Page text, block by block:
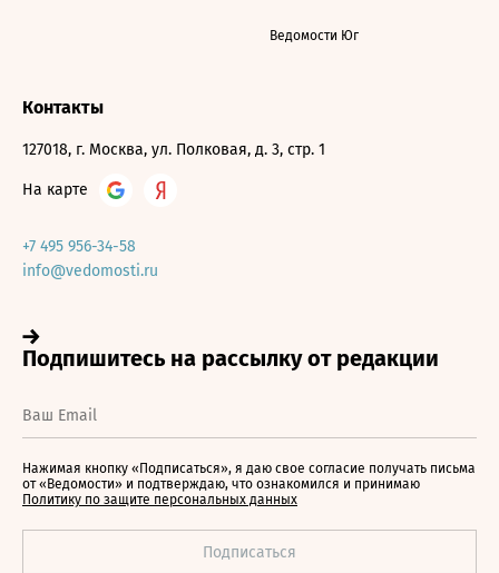
Ведомости Юг
Контакты
127018, г. Москва, ул. Полковая, д. 3, стр. 1
На карте
+7 495 956-34-58
info@vedomosti.ru
Нажимая кнопку «Подписаться», я даю свое согласие получать письма
от «Ведомости» и подтверждаю, что ознакомился и принимаю
Политику по защите персональных данных